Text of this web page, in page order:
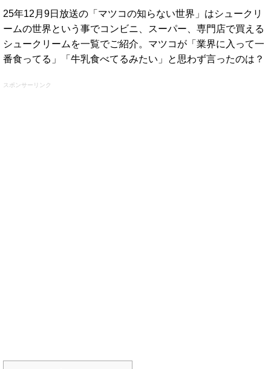
25年12月9日放送の「マツコの知らない世界」はシュークリ
ームの世界という事でコンビニ、スーパー、専門店で買える
シュークリームを一覧でご紹介。マツコが「業界に入って一
番食ってる」「牛乳食べてるみたい」と思わず言ったのは？
スポンサーリンク